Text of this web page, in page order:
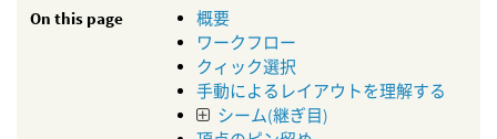
On this page
概要
ワークフロー
クィック選択
手動によるレイアウトを理解する
シーム(継ぎ目)